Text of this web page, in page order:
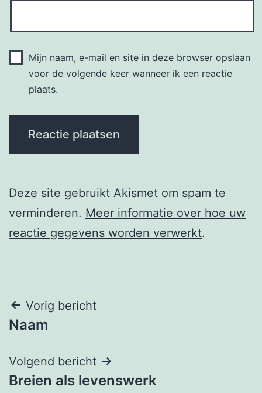
Mijn naam, e-mail en site in deze browser opslaan
voor de volgende keer wanneer ik een reactie
plaats.
Deze site gebruikt Akismet om spam te
verminderen. Meer informatie over hoe uw
reactie gegevens worden verwerkt.
Berichtnavigatie
Vorig bericht
Naam
Volgend bericht
Breien als levenswerk